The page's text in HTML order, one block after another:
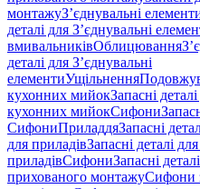
монтажуЗ’єднувальні
деталі для З’єднувальні
вмивальниківОблицювання
деталі для З’єднувальні
елементиУщільнення
кухонних мийокЗапасні
кухонних мийокСифони
СифониПриладдяЗапасні
для приладівЗапасні деталі
приладівСифониЗапасні
прихованого монтажуСифони